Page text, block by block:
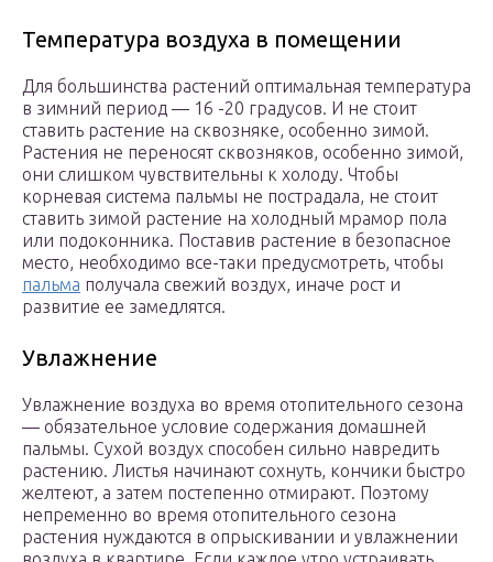
Температура воздуха в помещении
Для большинства растений оптимальная температура
в зимний период — 16 -20 градусов. И не стоит
ставить растение на сквозняке, особенно зимой.
Растения не переносят сквозняков, особенно зимой,
они слишком чувствительны к холоду. Чтобы
корневая система пальмы не пострадала, не стоит
ставить зимой растение на холодный мрамор пола
или подоконника. Поставив растение в безопасное
место, необходимо все-таки предусмотреть, чтобы
пальма получала свежий воздух, иначе рост и
развитие ее замедлятся.
Увлажнение
Увлажнение воздуха во время отопительного сезона
— обязательное условие содержания домашней
пальмы. Сухой воздух способен сильно навредить
растению. Листья начинают сохнуть, кончики быстро
желтеют, а затем постепенно отмирают. Поэтому
непременно во время отопительного сезона
растения нуждаются в опрыскивании и увлажнении